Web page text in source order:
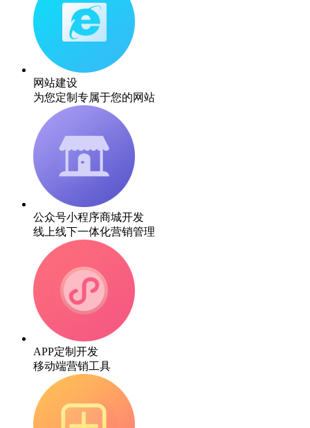
网站建设
为您定制专属于您的网站
公众号小程序商城开发
线上线下一体化营销管理
APP定制开发
移动端营销工具